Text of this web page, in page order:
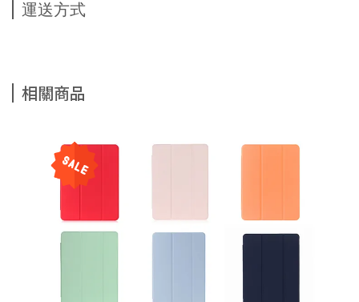
運送方式
相關商品